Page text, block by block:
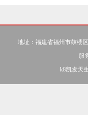
  地址：福建
k8凯发天生